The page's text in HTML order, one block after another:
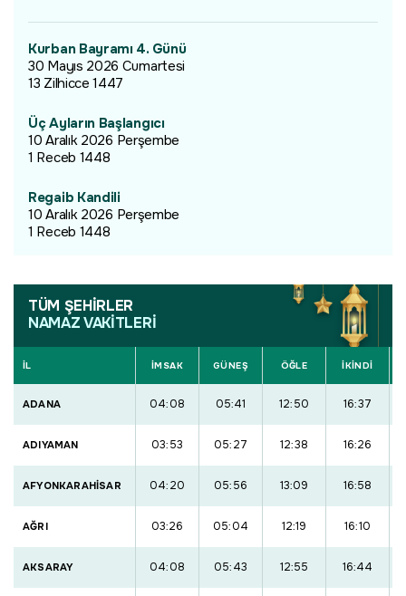
Kurban Bayramı 4. Günü
30 Mayıs 2026 Cumartesi
13 Zilhicce 1447
Üç Ayların Başlangıcı
10 Aralık 2026 Perşembe
1 Receb 1448
Regaib Kandili
10 Aralık 2026 Perşembe
1 Receb 1448
TÜM ŞEHİRLER
NAMAZ VAKİTLERİ
İL İMSAK GÜNEŞ ÖĞLE İKİNDİ
ADANA 04:08 05:41 12:50 16:37
ADIYAMAN 03:53 05:27 12:38 16:26
AFYONKARAHİSAR 04:20 05:56 13:09 16:58
AĞRI 03:26 05:04 12:19 16:10
AKSARAY 04:08 05:43 12:55 16:44